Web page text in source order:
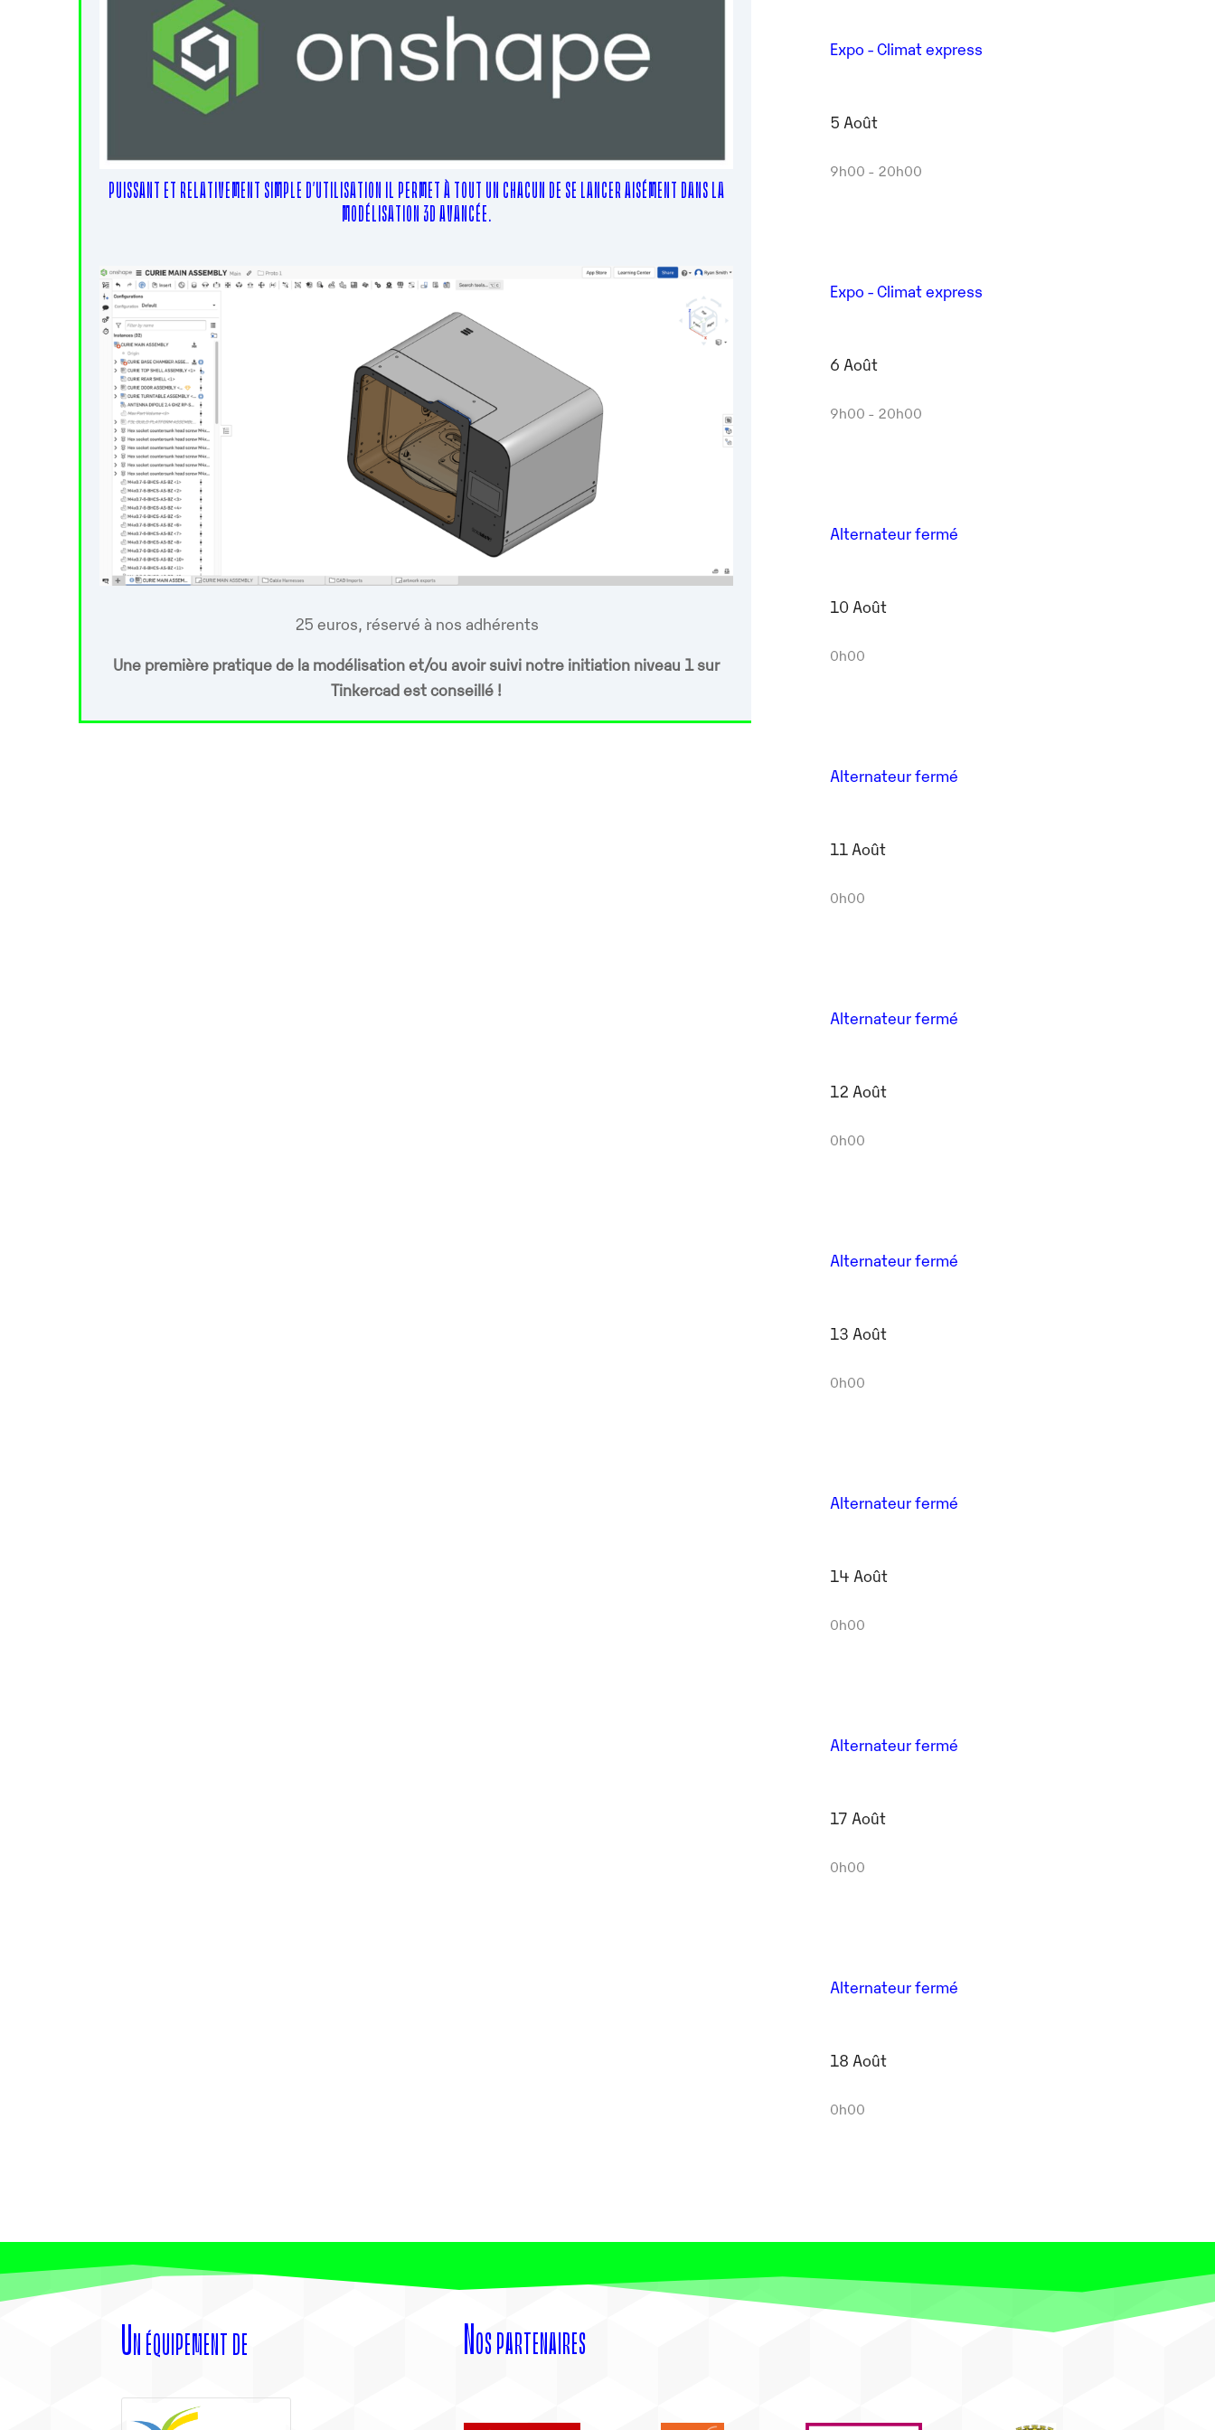
PUISSANT ET RELATIVEMENT SIMPLE D’UTILISATION IL PERMET À TOUT UN CHACUN DE SE LANCER AISÉMENT DANS LA
MODÉLISATION 3D AVANCÉE.
25 euros, réservé à nos adhérents
Une première pratique de la modélisation et/ou avoir suivi notre initiation niveau 1 sur
Tinkercad est conseillé !
Expo - Climat express
5 Août
9h00 - 20h00
Expo - Climat express
6 Août
9h00 - 20h00
Alternateur fermé
10 Août
0h00
Alternateur fermé
11 Août
0h00
Alternateur fermé
12 Août
0h00
Alternateur fermé
13 Août
0h00
Alternateur fermé
14 Août
0h00
Alternateur fermé
17 Août
0h00
Alternateur fermé
18 Août
0h00
Un équipement de Nos partenaires